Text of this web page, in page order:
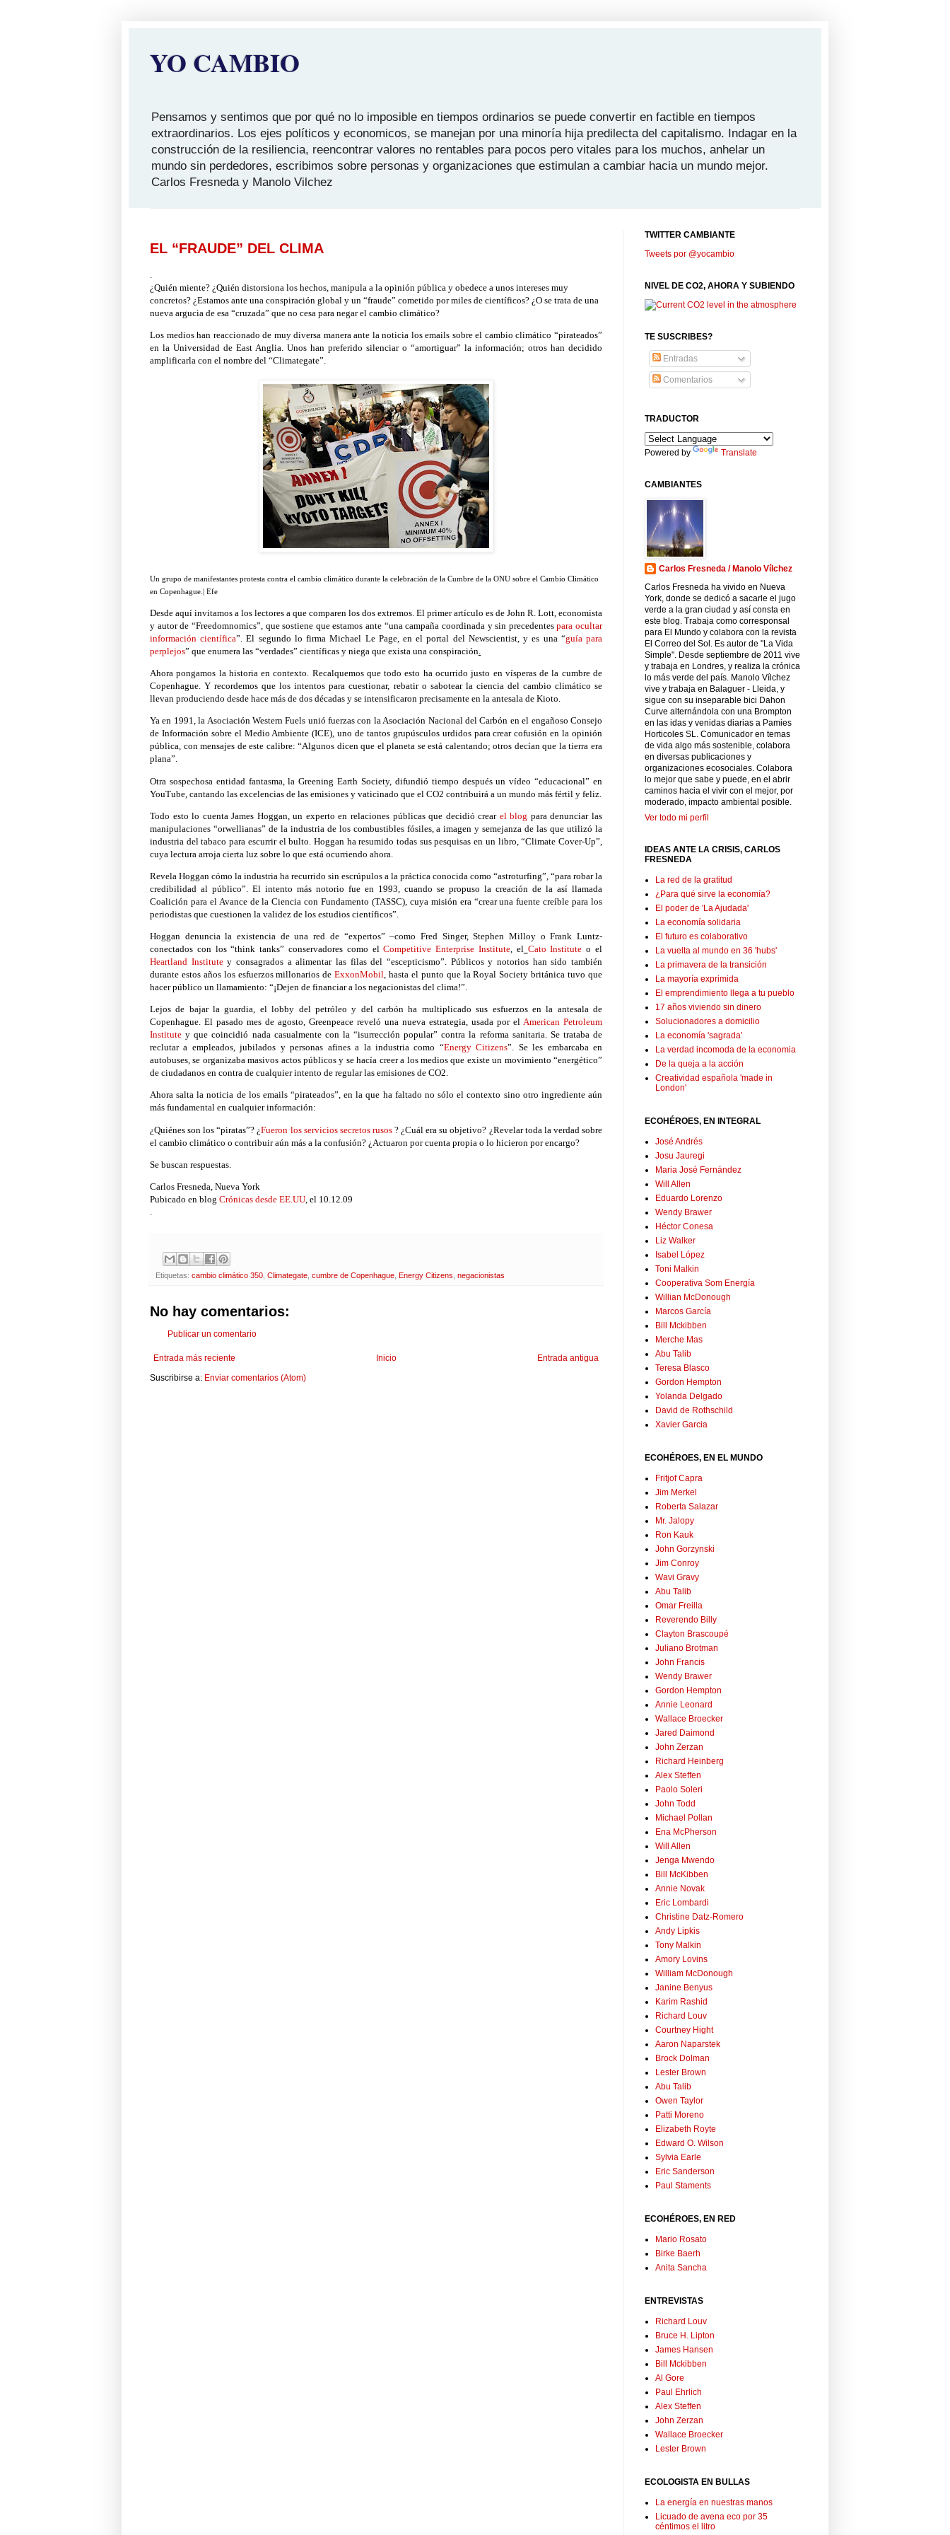
YO CAMBIO
Pensamos y sentimos que por qué no lo imposible en tiempos ordinarios se puede convertir en factible en tiempos
extraordinarios. Los ejes políticos y economicos, se manejan por una minoría hija predilecta del capitalismo. Indagar en la
construcción de la resiliencia, reencontrar valores no rentables para pocos pero vitales para los muchos, anhelar un
mundo sin perdedores, escribimos sobre personas y organizaciones que estimulan a cambiar hacia un mundo mejor.
Carlos Fresneda y Manolo Vilchez
EL “FRAUDE” DEL CLIMA
¿Quién miente? ¿Quién distorsiona los hechos, manipula a la opinión pública y obedece a unos intereses muy
concretos? ¿Estamos ante una conspiración global y un “fraude” cometido por miles de científicos? ¿O se trata de una
nueva argucia de esa “cruzada” que no cesa para negar el cambio climático?
Los medios han reaccionado de muy diversa manera ante la noticia los emails sobre el cambio climático “pirateados”
en la Universidad de East Anglia. Unos han preferido silenciar o “amortiguar” la información; otros han decidido
amplificarla con el nombre del “Climategate”.
Un grupo de manifestantes protesta contra el cambio climático durante la celebración de la Cumbre de la ONU sobre el Cambio Climático
en Copenhague.| Efe
Desde aquí invitamos a los lectores a que comparen los dos extremos. El primer artículo es de John R. Lott, economista
y autor de “Freedomnomics”, que sostiene que estamos ante “una campaña coordinada y sin precedentespara ocultar
información científica” . El segundo lo firma Michael Le Page, en el portal del Newscientist, y es una “guía para
perplejos” que enumera las “verdades” científicas y niega que exista una conspiración
Ahora pongamos la historia en contexto. Recalquemos que todo esto ha ocurrido justo en vísperas de la cumbre de
Copenhague. Y recordemos que los intentos para cuestionar, rebatir o sabotear la ciencia del cambio climático se
llevan produciendo desde hace más de dos décadas y se intensificaron precisamente en la antesala de Kioto.
Ya en 1991, la Asociación Western Fuels unió fuerzas con la Asociación Nacional del Carbón en el engañoso Consejo
de Información sobre el Medio Ambiente (ICE), uno de tantos grupúsculos urdidos para crear cofusión en la opinión
pública, con mensajes de este calibre: “Algunos dicen que el planeta se está calentando; otros decían que la tierra era
plana”.
Otra sospechosa entidad fantasma, la Greening Earth Society, difundió tiempo después un vídeo “educacional” en
YouTube, cantando las excelencias de las emisiones y vaticinado que el CO2 contribuirá a un mundo más fértil y feliz.
Todo esto lo cuenta James Hoggan, un experto en relaciones públicas que decidió crear el blog para denunciar las
manipulaciones “orwellianas” de la industria de los combustibles fósiles, a imagen y semejanza de las que utilizó la
industria del tabaco para escurrir el bulto. Hoggan ha resumido todas sus pesquisas en un libro, “Climate Cover-Up”,
cuya lectura arroja cierta luz sobre lo que está ocurriendo ahora.
Revela Hoggan cómo la industria ha recurrido sin escrúpulos a la práctica conocida como “astroturfing”, “para robar la
credibilidad al público”. El intento más notorio fue en 1993, cuando se propuso la creación de la así llamada
Coalición para el Avance de la Ciencia con Fundamento (TASSC), cuya misión era “crear una fuente creíble para los
periodistas que cuestionen la validez de los estudios científicos”.
Hoggan denuncia la existencia de una red de “expertos” –como Fred Singer, Stephen Milloy o Frank Luntz-
conectados con los “think tanks” conservadores como elCompetitive Enterprise Institute, el Cato Institute o el
Heartland Institute y consagrados a alimentar las filas del “escepticismo”. Públicos y notorios han sido también
durante estos años los esfuerzos millonarios deExxonMobil, hasta el punto que la Royal Society británica tuvo que
hacer público un llamamiento: “¡Dejen de financiar a los negacionistas del clima!”.
Lejos de bajar la guardia, el lobby del petróleo y del carbón ha multiplicado sus esfuerzos en la antesala de
Copenhague. El pasado mes de agosto, Greenpeace reveló una nueva estrategia, usada por el American Petroleum
Institute y que coincidió nada casualmente con la “isurrección popular” contra la reforma sanitaria. Se trataba de
reclutar a empleados, jubilados y personas afines a la industria como “Energy Citizens”. Se les embarcaba en
autobuses, se organizaba masivos actos públicos y se hacía creer a los medios que existe un movimiento “energético”
de ciudadanos en contra de cualquier intento de regular las emisiones de CO2.
Ahora salta la noticia de los emails “pirateados”, en la que ha faltado no sólo el contexto sino otro ingrediente aún
más fundamental en cualquier información:
¿Quiénes son los “piratas”? ¿Fueron los servicios secretos rusos ? ¿Cuál era su objetivo? ¿Revelar toda la verdad sobre
el cambio climático o contribuir aún más a la confusión? ¿Actuaron por cuenta propia o lo hicieron por encargo?
Se buscan respuestas.
Carlos Fresneda, Nueva York
Pubicado en blog Crónicas desde EE.UU, el 10.12.09
.
Etiquetas: cambio climático 350, Climategate, cumbre de Copenhague, Energy Citizens, negacionistas
No hay comentarios:
Publicar un comentario
Entrada más reciente Entrada antigua
Inicio
Suscribirse a: Enviar comentarios (Atom)
TWITTER CAMBIANTE
Tweets por @yocambio
NIVEL DE CO2, AHORA Y SUBIENDO
TE SUSCRIBES?
Entradas
Comentarios
TRADUCTOR
Powered by Translate
CAMBIANTES
Carlos Fresneda / Manolo Vílchez
Carlos Fresneda ha vivido en Nueva
York, donde se dedicó a sacarle el jugo
verde a la gran ciudad y así consta en
este blog. Trabaja como corresponsal
para El Mundo y colabora con la revista
El Correo del Sol. Es autor de "La Vida
Simple". Desde septiembre de 2011 vive
y trabaja en Londres, y realiza la crónica
lo más verde del país. Manolo Vílchez
vive y trabaja en Balaguer - Lleida, y
sigue con su inseparable bici Dahon
Curve alternándola con una Brompton
en las idas y venidas diarias a Pamies
Horticoles SL. Comunicador en temas
de vida algo más sostenible, colabora
en diversas publicaciones y
organizaciones ecosociales. Colabora
lo mejor que sabe y puede, en el abrir
caminos hacia el vivir con el mejor, por
moderado, impacto ambiental posible.
Ver todo mi perfil
IDEAS ANTE LA CRISIS, CARLOS
FRESNEDA
La red de la gratitud
¿Para qué sirve la economía?
El poder de 'La Ajudada'
La economía solidaria
El futuro es colaborativo
La vuelta al mundo en 36 'hubs'
La primavera de la transición
La mayoría exprimida
El emprendimiento llega a tu pueblo
17 años viviendo sin dinero
Solucionadores a domicilio
La economía 'sagrada'
La verdad incomoda de la economia
De la queja a la acción
Creatividad española 'made in
London'
ECOHÉROES, EN INTEGRAL
José Andrés
Josu Jauregi
Maria José Fernández
Will Allen
Eduardo Lorenzo
Wendy Brawer
Héctor Conesa
Liz Walker
Isabel López
Toni Malkin
Cooperativa Som Energía
Willian McDonough
Marcos García
Bill Mckibben
Merche Mas
Abu Talib
Teresa Blasco
Gordon Hempton
Yolanda Delgado
David de Rothschild
Xavier Garcia
ECOHÉROES, EN EL MUNDO
Fritjof Capra
Jim Merkel
Roberta Salazar
Mr. Jalopy
Ron Kauk
John Gorzynski
Jim Conroy
Wavi Gravy
Abu Talib
Omar Freilla
Reverendo Billy
Clayton Brascoupé
Juliano Brotman
John Francis
Wendy Brawer
Gordon Hempton
Annie Leonard
Wallace Broecker
Jared Daimond
John Zerzan
Richard Heinberg
Alex Steffen
Paolo Soleri
John Todd
Michael Pollan
Ena McPherson
Will Allen
Jenga Mwendo
Bill McKibben
Annie Novak
Eric Lombardi
Christine Datz-Romero
Andy Lipkis
Tony Malkin
Amory Lovins
William McDonough
Janine Benyus
Karim Rashid
Richard Louv
Courtney Hight
Aaron Naparstek
Brock Dolman
Lester Brown
Abu Talib
Owen Taylor
Patti Moreno
Elizabeth Royte
Edward O. Wilson
Sylvia Earle
Eric Sanderson
Paul Staments
ECOHÉROES, EN RED
Mario Rosato
Birke Baerh
Anita Sancha
ENTREVISTAS
Richard Louv
Bruce H. Lipton
James Hansen
Bill Mckibben
Al Gore
Paul Ehrlich
Alex Steffen
John Zerzan
Wallace Broecker
Lester Brown
ECOLOGISTA EN BULLAS
La energía en nuestras manos
Licuado de avena eco por 35
céntimos el litro